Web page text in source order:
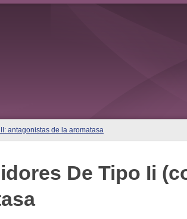
antagonistas de la aromatasa
De Tipo Ii